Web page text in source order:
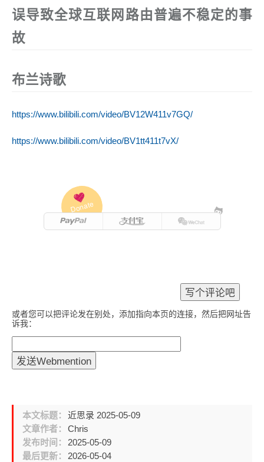
误导致全球互联网路由普遍不稳定的事
故
布兰诗歌
https://www.bilibili.com/video/BV12W411v7GQ/
https://www.bilibili.com/video/BV1tt411t7vX/
Donate
或者您可以把评论发在别处，添加指向本页的连接，然后把网址告
诉我：
本文标题：
近思录 2025-05-09
文章作者：
Chris
发布时间：
2025-05-09
最后更新：
2026-05-04